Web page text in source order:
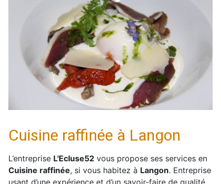
Cuisine raffinée à Langon
L’entreprise L'Ecluse52 vous propose ses services en
Cuisine raffinée, si vous habitez à Langon. Entreprise
usant d’une expérience et d’un savoir-faire de qualité,